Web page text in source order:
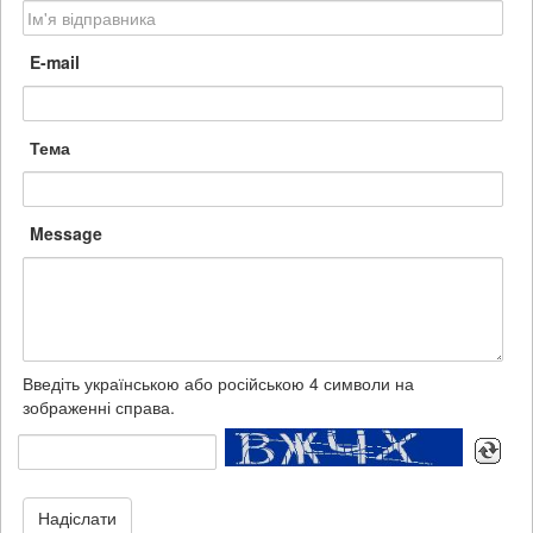
E-mail
Тема
Message
Введіть українською або російською 4 символи на
зображенні справа.
Надіслати